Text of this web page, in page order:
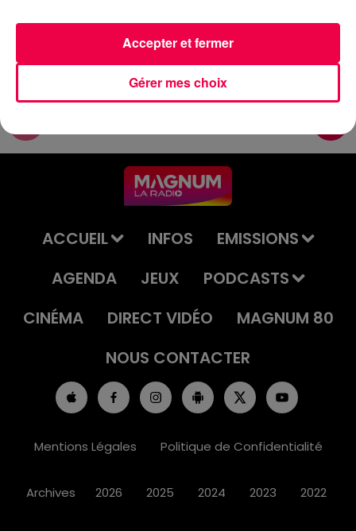
ACCUEIL INFOS
EMISSIONS
AGENDA
JEUX
PODCASTS
CINÉMA
DIRECT VIDÉO
MAGNUM 80
NOUS CONTACTER
Mentions Légales Politique de Confidentialité
Archives 2026 2025 2024 2023 2022
Gérer mes choix
Accepter et fermer